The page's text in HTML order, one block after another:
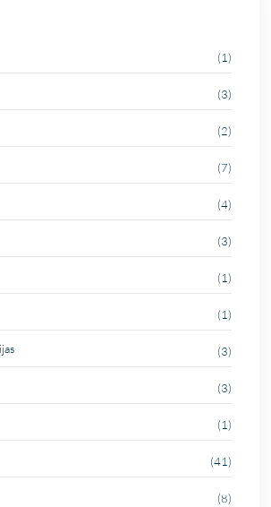
(1)
(3)
(2)
(7)
(4)
(3)
(1)
(1)
(3)
(3)
(1)
(41)
(8)